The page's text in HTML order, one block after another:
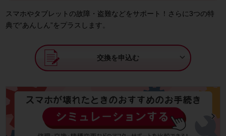
スマホやタブレットの故障・盗難などをサポート！さらに3つの特
典で“あんしん”をプラスします。
交換を申込む 